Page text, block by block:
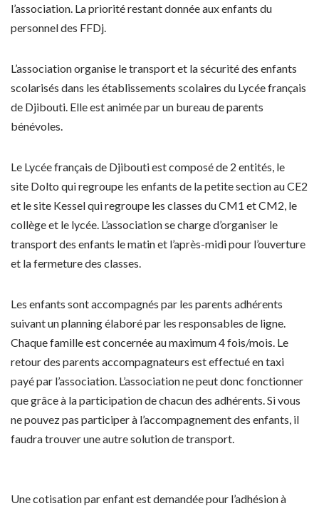
l’association. La priorité restant donnée aux enfants du
personnel des FFDj.
L’association organise le transport et la sécurité des enfants
scolarisés dans les établissements scolaires du Lycée français
de Djibouti. Elle est animée par un bureau de parents
bénévoles.
Le Lycée français de Djibouti est composé de 2 entités, le
site Dolto qui regroupe les enfants de la petite section au CE2
et le site Kessel qui regroupe les classes du CM1 et CM2, le
collège et le lycée. L’association se charge d’organiser le
transport des enfants le matin et l’après-midi pour l’ouverture
et la fermeture des classes.
Les enfants sont accompagnés par les parents adhérents
suivant un planning élaboré par les responsables de ligne.
Chaque famille est concernée au maximum 4 fois/mois. Le
retour des parents accompagnateurs est effectué en taxi
payé par l’association. L’association ne peut donc fonctionner
que grâce à la participation de chacun des adhérents. Si vous
ne pouvez pas participer à l’accompagnement des enfants, il
faudra trouver une autre solution de transport.
Une cotisation par enfant est demandée pour l’adhésion à